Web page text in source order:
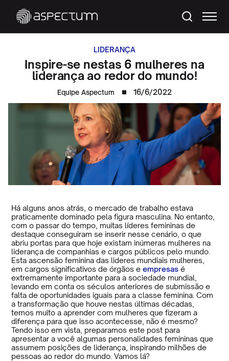
LIDERANÇA
Inspire-se nestas 6 mulheres na
liderança ao redor do mundo!
Equipe Aspectum 16/6/2022
Há alguns anos atrás, o mercado de trabalho estava
praticamente dominado pela figura masculina. No entanto,
com o passar do tempo, muitas líderes femininas de
destaque conseguiram se inserir nesse cenário, o que
abriu portas para que hoje existam inúmeras mulheres na
liderança de companhias e cargos públicos pelo mundo.
Esta ascensão feminina das lideres mundiais mulheres,
em cargos significativos de órgãos eempresas é
extremamente importante para a sociedade mundial,
levando em conta os séculos anteriores de submissão e
falta de oportunidades iguais para a classe feminina. Com
a transformação que houve nestas últimas décadas,
temos muito a aprender com mulheres que fizeram a
diferença para que isso acontecesse, não é mesmo?
Tendo isso em vista, preparamos este post para
apresentar a você algumas personalidades femininas que
assumem posições de liderança, inspirando milhões de
pessoas ao redor do mundo. Vamos lá?